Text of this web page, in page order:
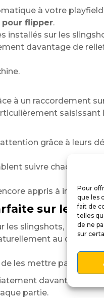
Pour
que les
fait de
telles
de ne
sur
à votre playfield
pour flipper.
installés sur les
davantage de
à un raccordement
saisissant
grâce à leurs
suivre chaque
appris à influencer
sur le
les slingshots,
au décor du
les mettre
davantage de
partie.